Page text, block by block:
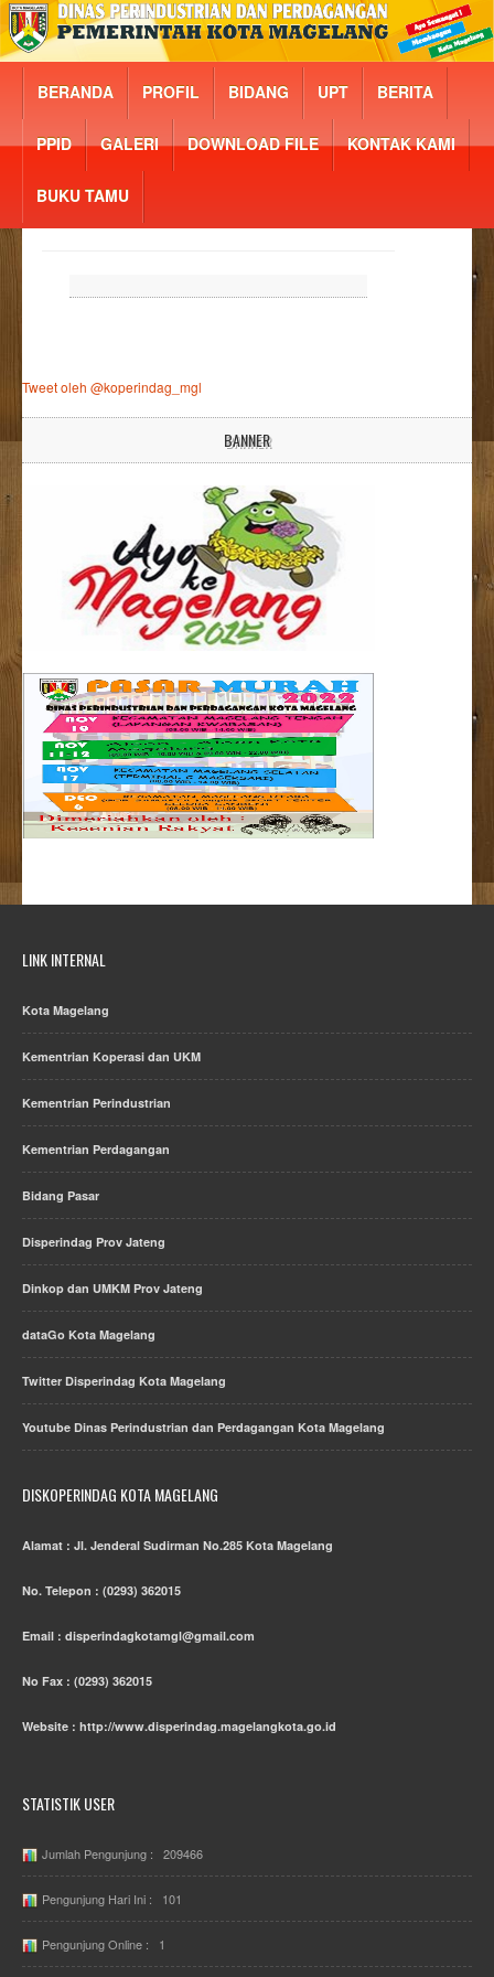
BERANDA PROFIL BIDANG UPT BERITA
PPID GALERI DOWNLOAD FILE KONTAK KAMI
BUKU TAMU
Tweet oleh @koperindag_mgl
BANNER
LINK INTERNAL
Kota Magelang
Kementrian Koperasi dan UKM
Kementrian Perindustrian
Kementrian Perdagangan
Bidang Pasar
Disperindag Prov Jateng
Dinkop dan UMKM Prov Jateng
dataGo Kota Magelang
Twitter Disperindag Kota Magelang
Youtube Dinas Perindustrian dan Perdagangan Kota Magelang
DISKOPERINDAG KOTA MAGELANG
Alamat : Jl. Jenderal Sudirman No.285 Kota Magelang
No. Telepon : (0293) 362015
Email : disperindagkotamgl@gmail.com
No Fax : (0293) 362015
Website : http://www.disperindag.magelangkota.go.id
STATISTIK USER
Jumlah Pengunjung : 209466
Pengunjung Hari Ini : 101
Pengunjung Online : 1